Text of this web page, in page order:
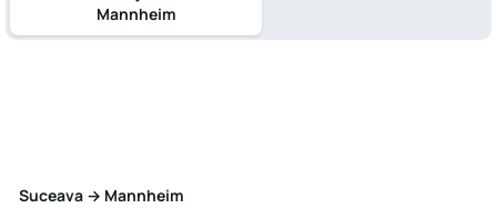
Mannheim
Suceava → Mannheim